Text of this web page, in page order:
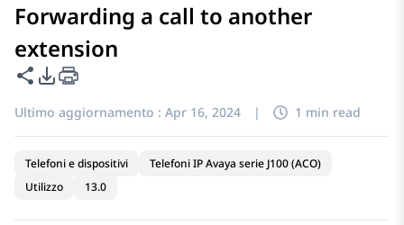
Forwarding a call to another
extension
Condividi questa pagina
Opzioni di esportazione PDF
Ultimo aggiornamento : Apr 16, 2024 | 1 min read
Telefoni e dispositivi
Telefoni IP Avaya serie J100 (ACO)
Utilizzo
13.0